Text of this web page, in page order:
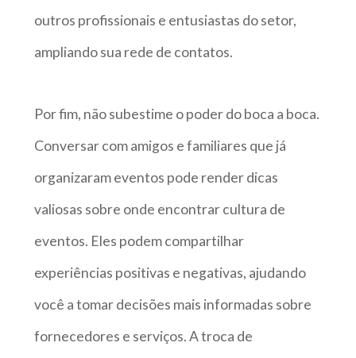
outros profissionais e entusiastas do setor,
ampliando sua rede de contatos.
Por fim, não subestime o poder do boca a boca.
Conversar com amigos e familiares que já
organizaram eventos pode render dicas
valiosas sobre onde encontrar cultura de
eventos. Eles podem compartilhar
experiências positivas e negativas, ajudando
você a tomar decisões mais informadas sobre
fornecedores e serviços. A troca de